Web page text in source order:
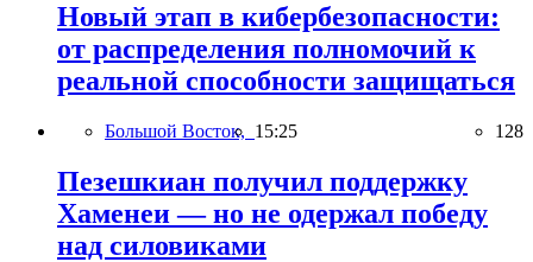
Новый этап в кибербезопасности:
от распределения полномочий к
реальной способности защищаться
Большой Восток, 15:25 128
Пезешкиан получил поддержку
Хаменеи — но не одержал победу
над силовиками